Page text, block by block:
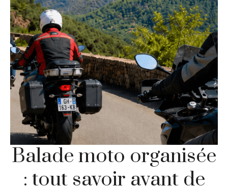
Balade moto organisée
: tout savoir avant de